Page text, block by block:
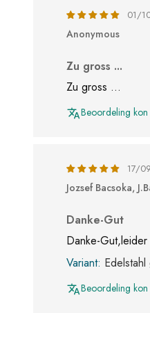
01/
Anonymous
Zu gross ...
Zu gross ...
Beoordeling
17/
Jozsef Bacsoka,
Danke-Gut
Danke-
Beoordeling